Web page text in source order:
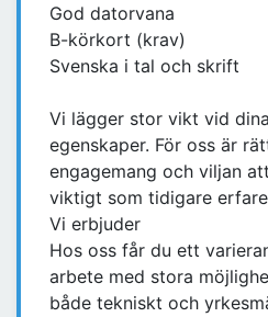
God datorvana
B-körkort (krav)
Svenska i tal och skrift
Vi lägger stor vikt vid
egenskaper. För oss är
engagemang och viljan
viktigt som tidigare
Vi erbjuder
Hos oss får du ett
arbete med stora
både tekniskt och